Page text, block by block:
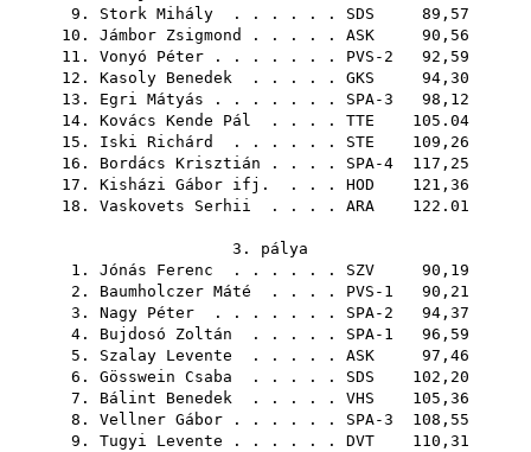
9. Stork Mihály . . . . . . SDS 89,57
10. Jámbor Zsigmond . . . . . ASK 90,56
11. Vonyó Péter . . . . . . . PVS-2 92,59
12. Kasoly Benedek . . . . . GKS 94,30
13. Egri Mátyás . . . . . . . SPA-3 98,12
14. Kovács Kende Pál . . . . TTE 105.04
15. Iski Richárd . . . . . . STE 109,26
16. Bordács Krisztián . . . . SPA-4 117,25
17. Kisházi Gábor ifj. . . . HOD 121,36
18. Vaskovets Serhii . . . . ARA 122.01
3. pálya
1. Jónás Ferenc . . . . . . SZV 90,19
2. Baumholczer Máté . . . . PVS-1 90,21
3. Nagy Péter . . . . . . . SPA-2 94,37
4. Bujdosó Zoltán . . . . . SPA-1 96,59
5. Szalay Levente . . . . . ASK 97,46
6. Gösswein Csaba . . . . . SDS 102,20
7. Bálint Benedek . . . . . VHS 105,36
8. Vellner Gábor . . . . . . SPA-3 108,55
9. Tugyi Levente . . . . . . DVT 110,31